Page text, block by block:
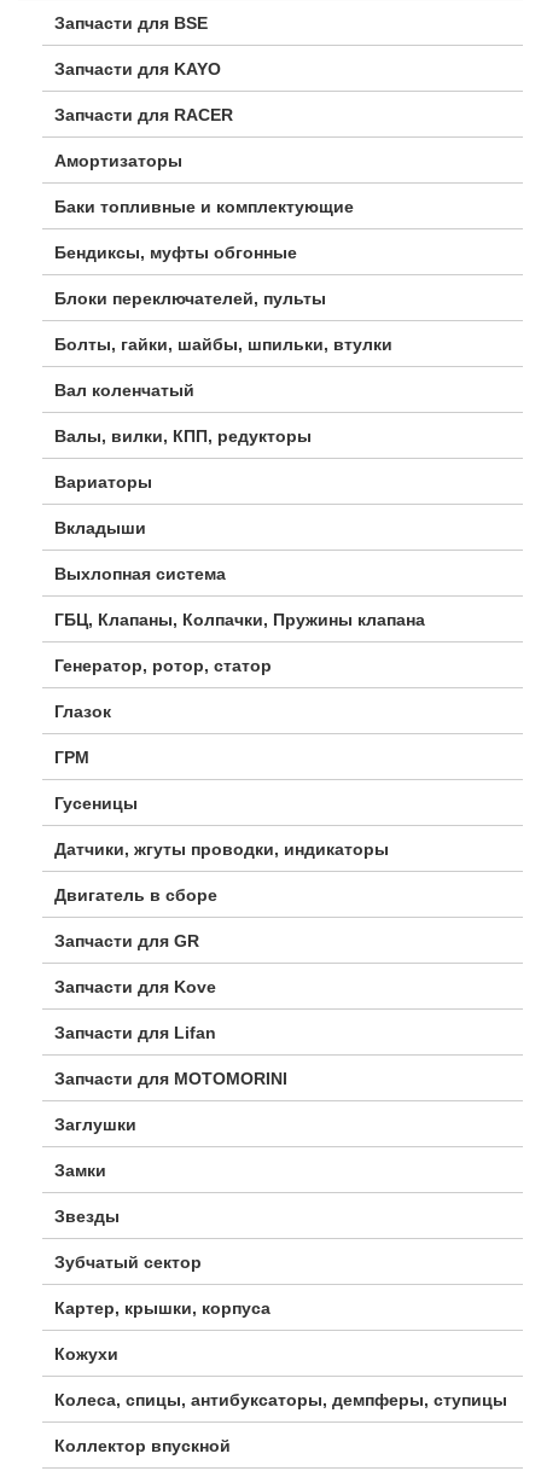
Запчасти для BSE
Запчасти для KAYO
Запчасти для RACER
Амортизаторы
Баки топливные и комплектующие
Бендиксы, муфты обгонные
Блоки переключателей, пульты
Болты, гайки, шайбы, шпильки, втулки
Вал коленчатый
Валы, вилки, КПП, редукторы
Вариаторы
Вкладыши
Выхлопная система
ГБЦ, Клапаны, Колпачки, Пружины клапана
Генератор, ротор, статор
Глазок
ГРМ
Гусеницы
Датчики, жгуты проводки, индикаторы
Двигатель в сборе
Запчасти для GR
Запчасти для Kove
Запчасти для Lifan
Запчасти для MOTOMORINI
Заглушки
Замки
Звезды
Зубчатый сектор
Картер, крышки, корпуса
Кожухи
Колеса, спицы, антибуксаторы, демпферы, ступицы
Коллектор впускной